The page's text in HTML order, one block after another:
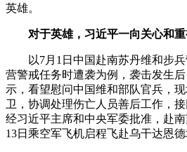
英雄。
对于英雄，习近平一向关心和重
以7月1日中国赴南苏丹维和步兵
营警戒任务时遭袭为例，袭击发生
示，看望慰问中国维和部队官兵，
卫，协调处理伤亡人员善后工作，
经习近平主席和中央军委批准，赴
13日乘空军飞机启程飞赴乌干达恩德